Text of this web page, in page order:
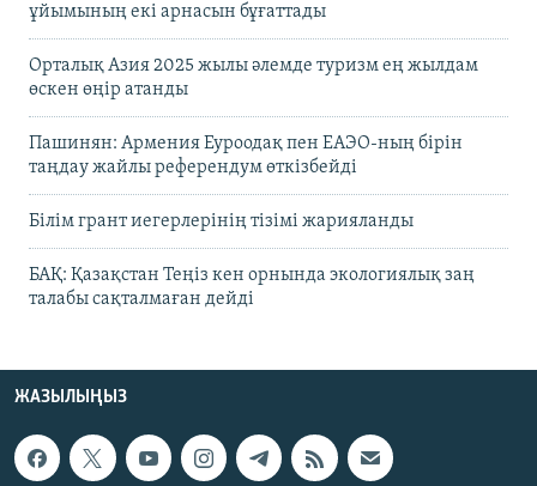
ұйымының екі арнасын бұғаттады
Орталық Азия 2025 жылы әлемде туризм ең жылдам
өскен өңір атанды
Пашинян: Армения Еуроодақ пен ЕАЭО-ның бірін
таңдау жайлы референдум өткізбейді
Білім грант иегерлерінің тізімі жарияланды
БАҚ: Қазақстан Теңіз кен орнында экологиялық заң
талабы сақталмаған дейді
ЖАЗЫЛЫҢЫЗ